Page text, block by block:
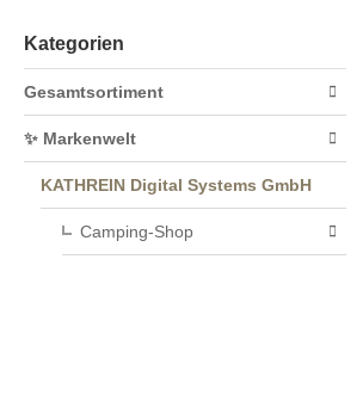
Kategorien
Gesamtsortiment
✨ Markenwelt
KATHREIN Digital Systems GmbH
Camping-Shop